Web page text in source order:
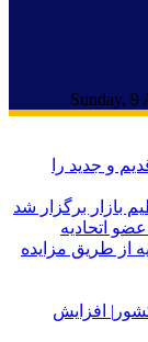
و جدید را
بازار برگزار شد
اتحادیه
از طریق مزایده
افزایش